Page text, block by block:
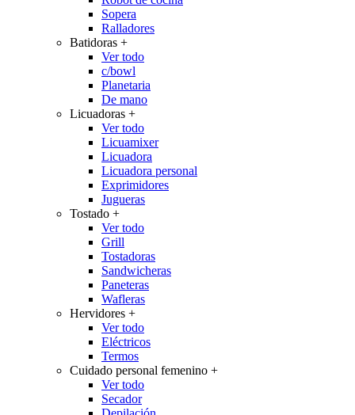
Sopera
Ralladores
Batidoras +
Ver todo
c/bowl
Planetaria
De mano
Licuadoras +
Ver todo
Licuamixer
Licuadora
Licuadora personal
Exprimidores
Jugueras
Tostado +
Ver todo
Grill
Tostadoras
Sandwicheras
Paneteras
Wafleras
Hervidores +
Ver todo
Eléctricos
Termos
Cuidado personal femenino +
Ver todo
Secador